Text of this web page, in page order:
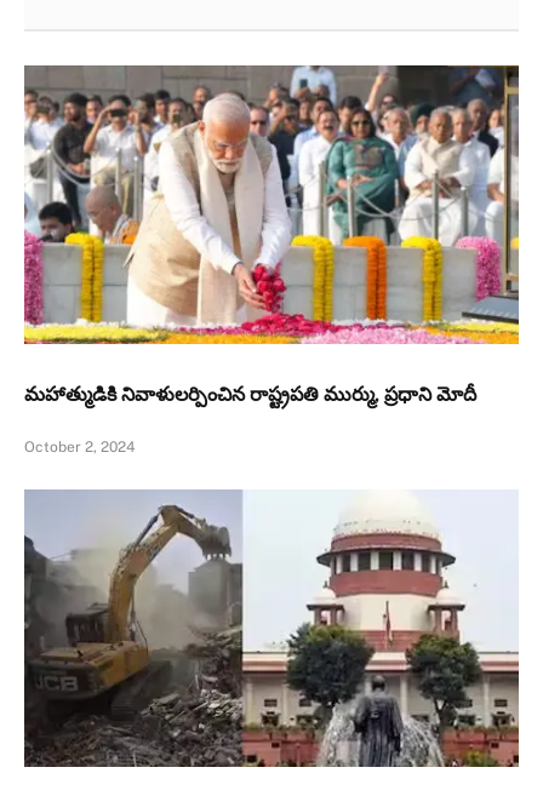
మహాత్ముడికి నివాళులర్పించిన రాష్ట్రపతి ముర్ము, ప్రధాని మోదీ
October 2, 2024